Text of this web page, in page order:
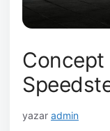
Concept
yazar admin